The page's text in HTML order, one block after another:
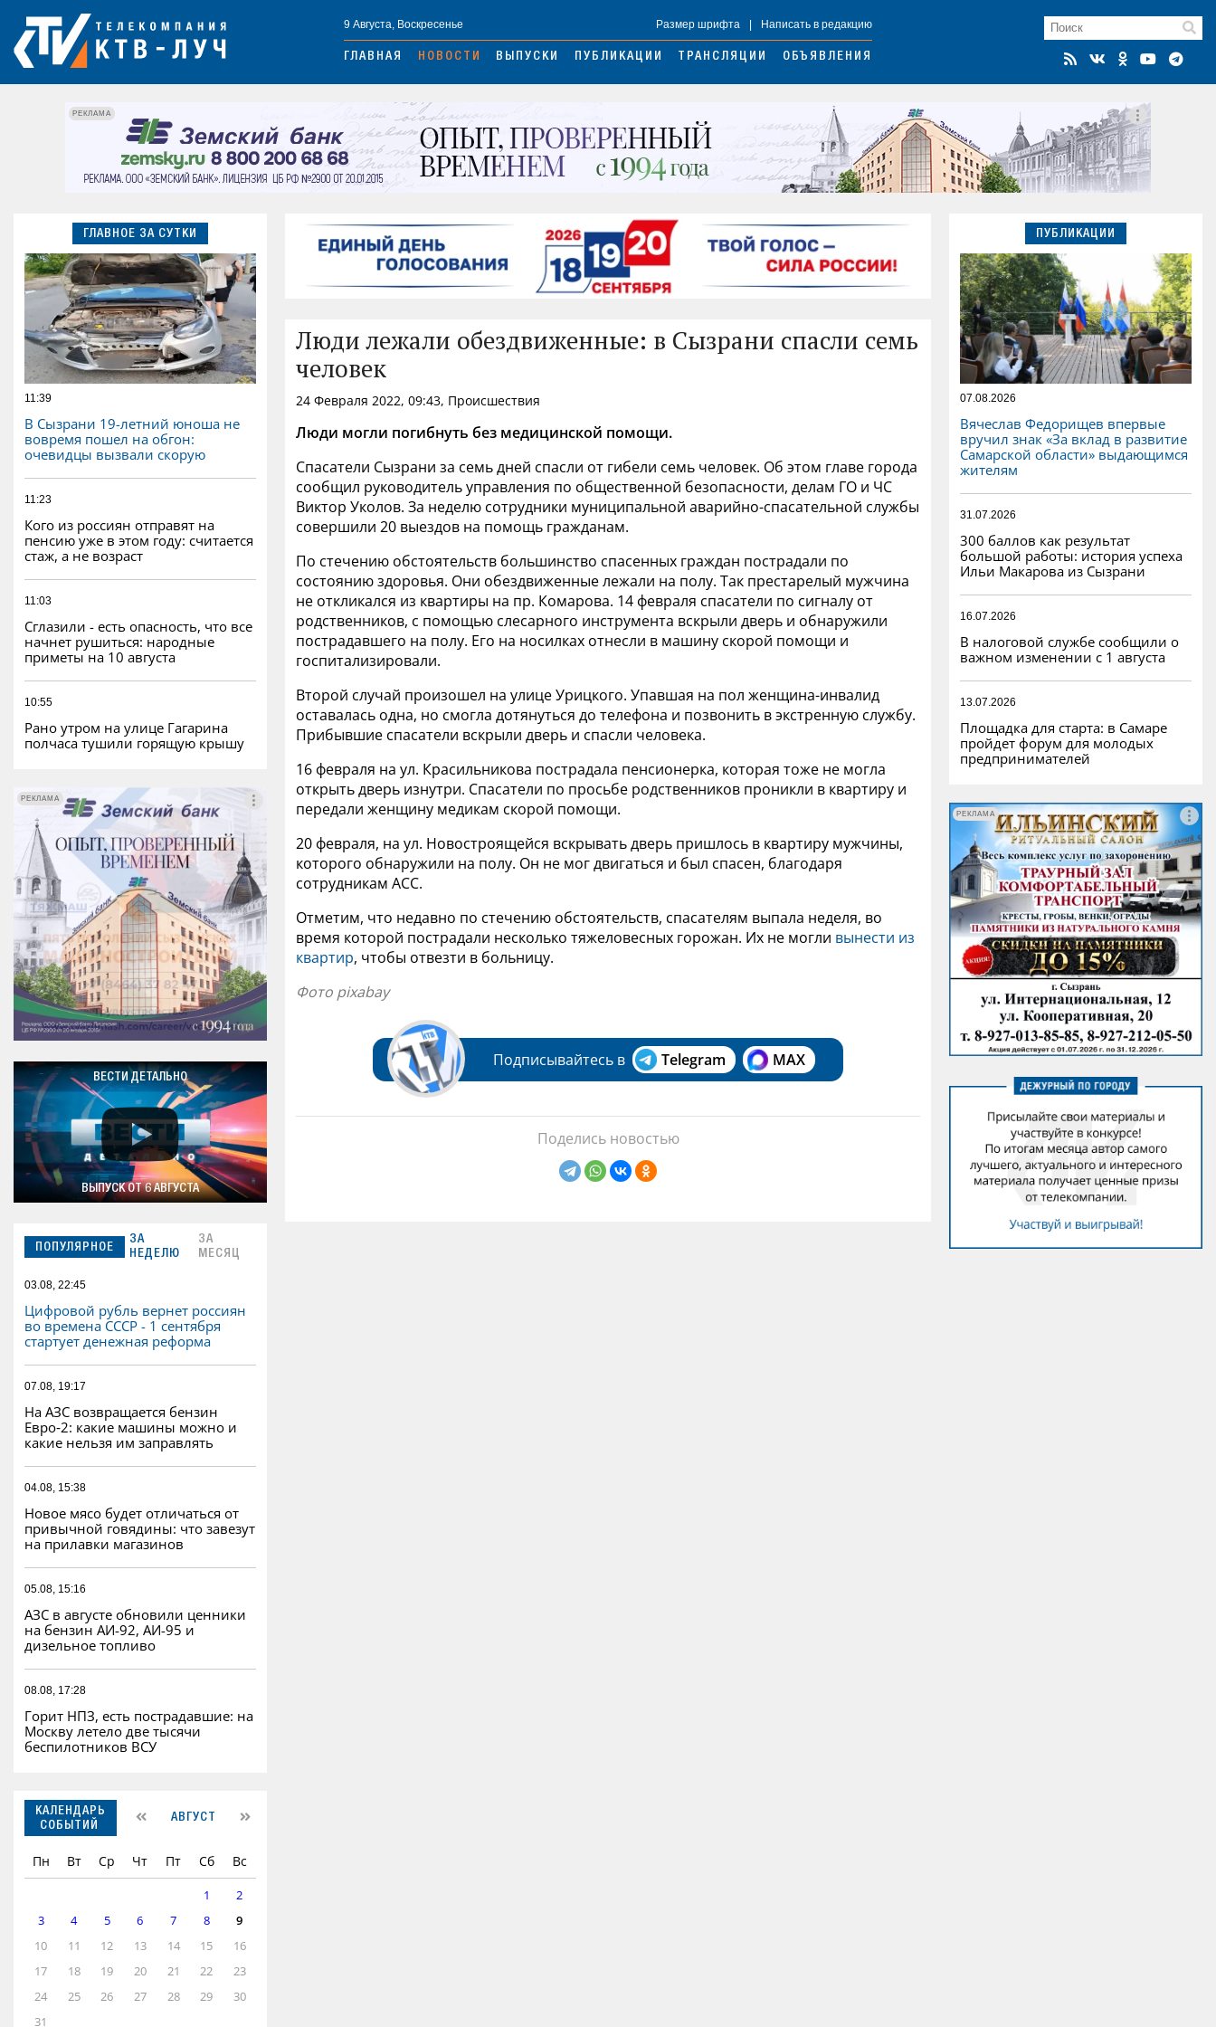
9 Августа, Воскресенье Размер шрифта Написать в редакцию
ГЛАВНАЯ НОВОСТИ ВЫПУСКИ ПУБЛИКАЦИИ ТРАНСЛЯЦИИ ОБЪЯВЛЕНИЯ
РЕКЛАМА
ГЛАВНОЕ ЗА СУТКИ
11:39
В Сызрани 19-летний юноша не
вовремя пошел на обгон:
очевидцы вызвали скорую
11:23
Кого из россиян отправят на
пенсию уже в этом году: считается
стаж, а не возраст
11:03
Сглазили - есть опасность, что все
начнет рушиться: народные
приметы на 10 августа
10:55
Рано утром на улице Гагарина
полчаса тушили горящую крышу
РЕКЛАМА
РЕКЛАМА
ВЕСТИ ДЕТАЛЬНО
ВЫПУСК ОТ 6 АВГУСТА
ПОПУЛЯРНОЕ
ЗА
НЕДЕЛЮ
ЗА
МЕСЯЦ
03.08, 22:45
Цифровой рубль вернет россиян
во времена СССР - 1 сентября
стартует денежная реформа
07.08, 19:17
На АЗС возвращается бензин
Евро‑2: какие машины можно и
какие нельзя им заправлять
04.08, 15:38
Новое мясо будет отличаться от
привычной говядины: что завезут
на прилавки магазинов
05.08, 15:16
АЗС в августе обновили ценники
на бензин АИ-92, АИ-95 и
дизельное топливо
08.08, 17:28
Горит НПЗ, есть пострадавшие: на
Москву летело две тысячи
беспилотников ВСУ
КАЛЕНДАРЬ
СОБЫТИЙ
АВГУСТ
Пн Вт Ср Чт Пт Сб Вс
1
2
3
4 5 6 7 8
9
10
11 12 13 14 15
16
17
18 19 20 21 22
23
24
25 26 27 28 29
30
31
Люди лежали обездвиженные: в Сызрани спасли семь
человек
24 Февраля 2022, 09:43, Происшествия
Люди могли погибнуть без медицинской помощи.
Спасатели Сызрани за семь дней спасли от гибели семь человек. Об этом главе города
сообщил руководитель управления по общественной безопасности, делам ГО и ЧС
Виктор Уколов. За неделю сотрудники муниципальной аварийно-спасательной службы
совершили 20 выездов на помощь гражданам.
По стечению обстоятельств большинство спасенных граждан пострадали по
состоянию здоровья. Они обездвиженные лежали на полу. Так престарелый мужчина
не откликался из квартиры на пр. Комарова. 14 февраля спасатели по сигналу от
родственников, с помощью слесарного инструмента вскрыли дверь и обнаружили
пострадавшего на полу. Его на носилках отнесли в машину скорой помощи и
госпитализировали.
Второй случай произошел на улице Урицкого. Упавшая на пол женщина-инвалид
оставалась одна, но смогла дотянуться до телефона и позвонить в экстренную службу.
Прибывшие спасатели вскрыли дверь и спасли человека.
16 февраля на ул. Красильникова пострадала пенсионерка, которая тоже не могла
открыть дверь изнутри. Спасатели по просьбе родственников проникли в квартиру и
передали женщину медикам скорой помощи.
20 февраля, на ул. Новостроящейся вскрывать дверь пришлось в квартиру мужчины,
которого обнаружили на полу. Он не мог двигаться и был спасен, благодаря
сотрудникам АСС.
Отметим, что недавно по стечению обстоятельств, спасателям выпала неделя, во
время которой пострадали несколько тяжеловесных горожан. Их не могли вынести из
квартир, чтобы отвезти в больницу.
Фото pixabay
Подписывайтесь в Telegram MAX
Поделись новостью
ПУБЛИКАЦИИ
07.08.2026
Вячеслав Федорищев впервые
вручил знак «За вклад в развитие
Самарской области» выдающимся
жителям
31.07.2026
300 баллов как результат
большой работы: история успеха
Ильи Макарова из Сызрани
16.07.2026
В налоговой службе сообщили о
важном изменении с 1 августа
13.07.2026
Площадка для старта: в Самаре
пройдет форум для молодых
предпринимателей
РЕКЛАМА